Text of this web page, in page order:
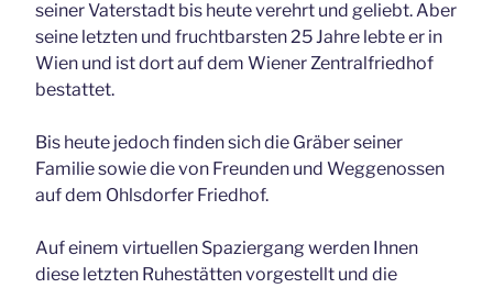
seiner Vaterstadt bis heute verehrt und geliebt. Aber
seine letzten und fruchtbarsten 25 Jahre lebte er in
Wien und ist dort auf dem Wiener Zentralfriedhof
bestattet.
Bis heute jedoch finden sich die Gräber seiner
Familie sowie die von Freunden und Weggenossen
auf dem Ohlsdorfer Friedhof.
Auf einem virtuellen Spaziergang werden Ihnen
diese letzten Ruhestätten vorgestellt und die